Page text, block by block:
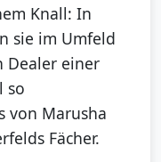
Knall: In
sie im Umfeld
Dealer einer
so
von Marusha
Fächer.